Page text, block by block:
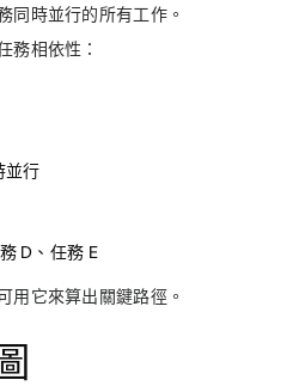
同時並行的所有工作。
務相依性：
並行
D、任務 E
用它來算出關鍵路徑。